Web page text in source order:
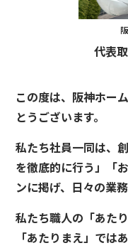
代表
この度は、阪神ホー
とうございます。
私たち社員一同は、
を徹底的に行う」「
ンに掲げ、日々の業
私たち職人の「あた
「あたりまえ」では